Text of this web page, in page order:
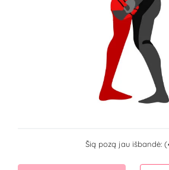
Šią pozą jau išbandė: (